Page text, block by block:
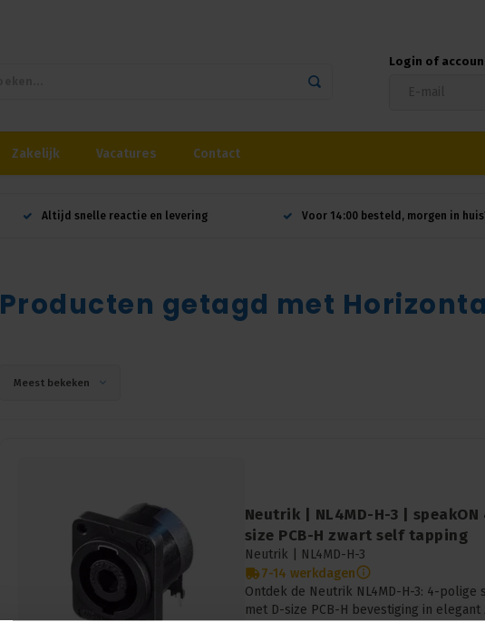
Login of
Zakelijk Vacatures Contact
Altijd snelle reactie en levering Voor 14:00 besteld, morgen in
Producten getagd met
Meest bekeken
Neutrik | NL4MD-H-3 |
size PCB-H zwart self tapping
Neutrik |
NL4MD-H-3
7-14 werkdagen
Ontdek de Neutrik NL4MD-H-3: 4-polige
met D-size PCB-H bevestiging in